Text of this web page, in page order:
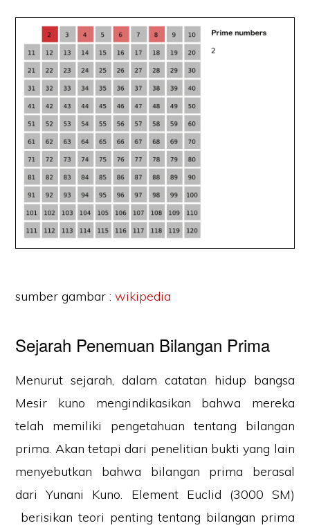
sumber gambar :wikipedia
Sejarah Penemuan Bilangan Prima
Menurut sejarah, dalam catatan hidup bangsa
Mesir kuno mengindikasikan bahwa mereka
telah memiliki pengetahuan tentang bilangan
prima. Akan tetapi dari penelitian bukti yang lain
menyebutkan bahwa bilangan prima berasal
dari Yunani Kuno. Element Euclid (3000 SM)
berisikan teori penting tentang bilangan prima